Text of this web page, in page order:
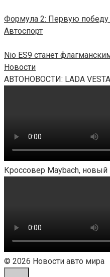
Формула 2: Первую
Автоспорт
Nio ES9 станет
Новости
АВТОНОВОСТИ: LADA VESTA
Кроссовер Maybach, новый
© 2026 Новости авто мира